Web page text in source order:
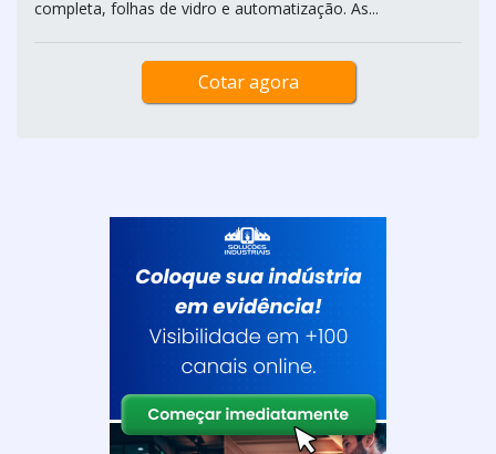
completa, folhas de vidro e automatização. As...
Cotar agora